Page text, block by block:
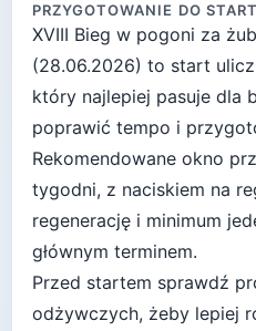
PRZYGOTOWANIE DO
XVIII Bieg w pogoni za
(28.06.2026) to start
który najlepiej pasuje dla
poprawić tempo i
Rekomendowane okno
tygodni, z naciskiem na
regenerację i minimum
głównym terminem.
Przed startem sprawdź
odżywczych, żeby lepiej